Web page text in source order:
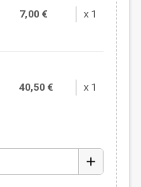
7,00 € x 1
40,50 € x 1
add